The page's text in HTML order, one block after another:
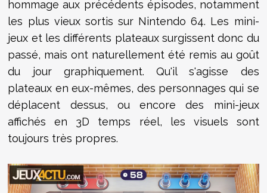
hommage aux précédents épisodes, notamment
les plus vieux sortis sur Nintendo 64. Les mini-
jeux et les différents plateaux surgissent donc du
passé, mais ont naturellement été remis au goût
du jour graphiquement. Qu'il s'agisse des
plateaux en eux-mêmes, des personnages qui se
déplacent dessus, ou encore des mini-jeux
affichés en 3D temps réel, les visuels sont
toujours très propres.